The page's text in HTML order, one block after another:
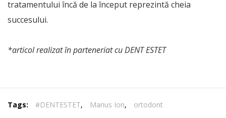
tratamentului încă de la început reprezintă cheia
succesului.
*articol realizat în parteneriat cu DENT ESTET
Tags: #DENTESTET, Marius Ion, ortodont